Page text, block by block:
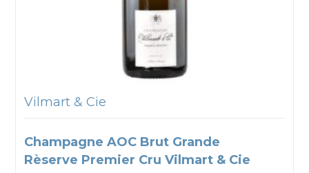
Vilmart & Cie
Champagne AOC Brut Grande
Rèserve Premier Cru Vilmart & Cie